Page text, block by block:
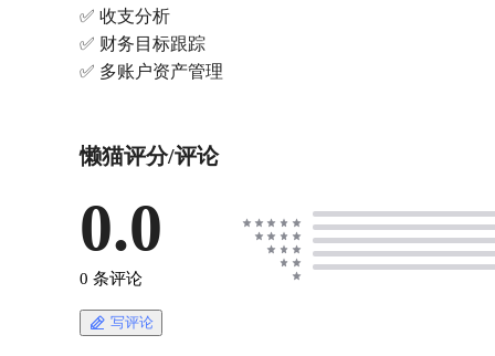
✅ 收支分析
✅ 财务目标跟踪
✅ 多账户资产管理
懒猫评分/评论
0.0
0 条评论
写评论